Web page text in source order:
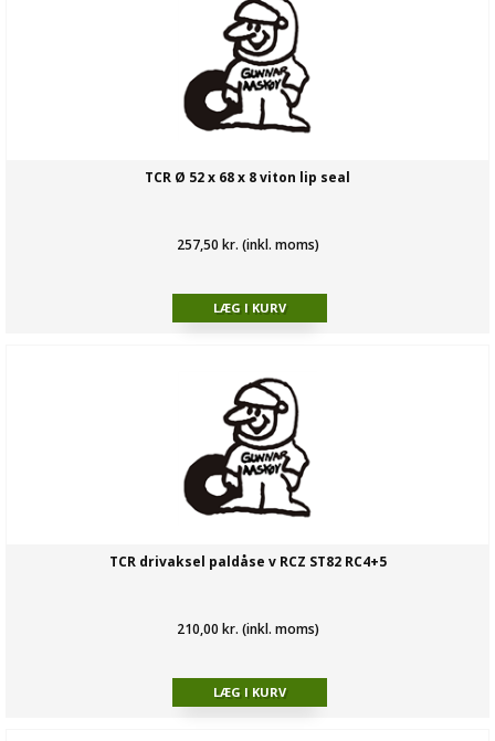
TCR Ø 52 x 68 x 8 viton lip seal
257,50 kr. (inkl. moms)
TCR drivaksel paldåse v RCZ ST82 RC4+5
210,00 kr. (inkl. moms)